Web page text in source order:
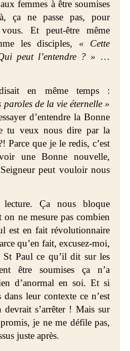
femmes à être soumises
ça ne passe pas, pour
vous. Et peut-être même
les disciples, « Cette
peut l’entendre ? » …
en même temps :
paroles de la vie éternelle »
d’entendre la Bonne
tu veux nous dire par la
Parce que je le redis, c’est
une Bonne nouvelle,
peut vouloir nous
Ça nous bloque
ne mesure pas combien
est en fait révolutionnaire
qu’en fait, excusez-moi,
St Paul ce qu’il dit sur les
être soumises ça n’a
d’anormal en soi. Et si
dans leur contexte ce n’est
devrait s’arrêter ! Mais sur
je ne me défile pas,
juste après.